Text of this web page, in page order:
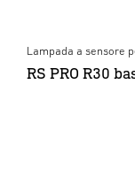
Lampada a sensore
RS PRO R30